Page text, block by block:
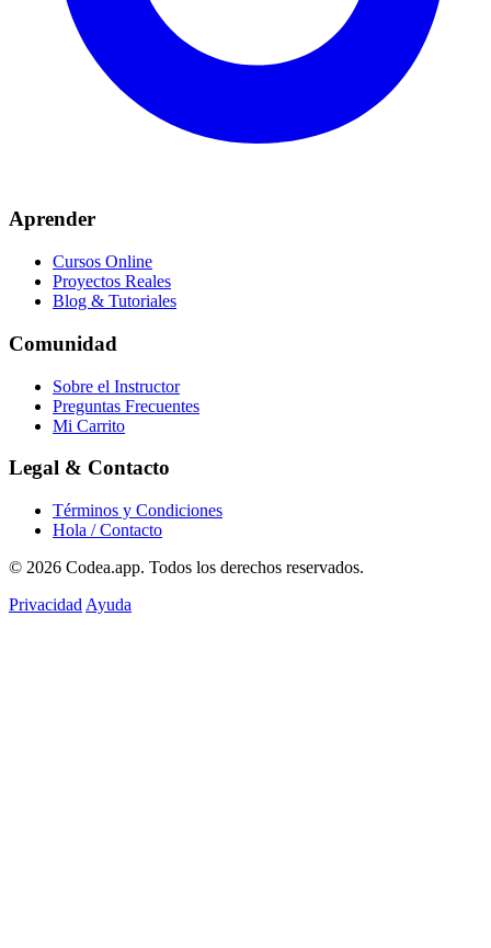
Aprender
Cursos Online
Proyectos Reales
Blog & Tutoriales
Comunidad
Sobre el Instructor
Preguntas Frecuentes
Mi Carrito
Legal & Contacto
Términos y Condiciones
Hola / Contacto
© 2026 Codea.app. Todos los derechos reservados.
Privacidad Ayuda